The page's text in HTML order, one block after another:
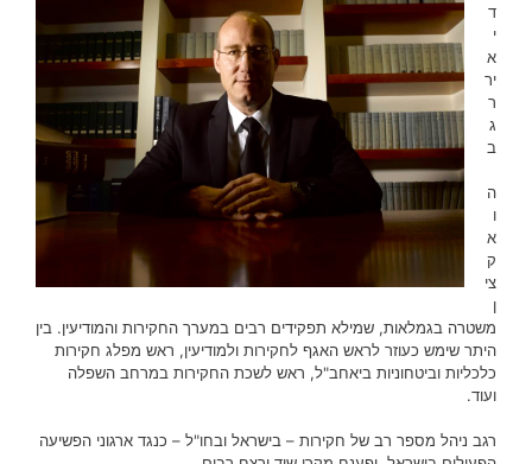
ד
י
א
יר
ר
ג
ב
ה
ו
א
ק
צי
ן
משטרה בגמלאות, שמילא תפקידים רבים במערך החקירות והמודיעין. בין
היתר שימש כעוזר לראש האגף לחקירות ולמודיעין, ראש מפלג חקירות
כלכליות וביטחוניות ביאחב"ל, ראש לשכת החקירות במרחב השפלה
ועוד.
רגב ניהל מספר רב של חקירות – בישראל ובחו"ל – כנגד ארגוני הפשיעה